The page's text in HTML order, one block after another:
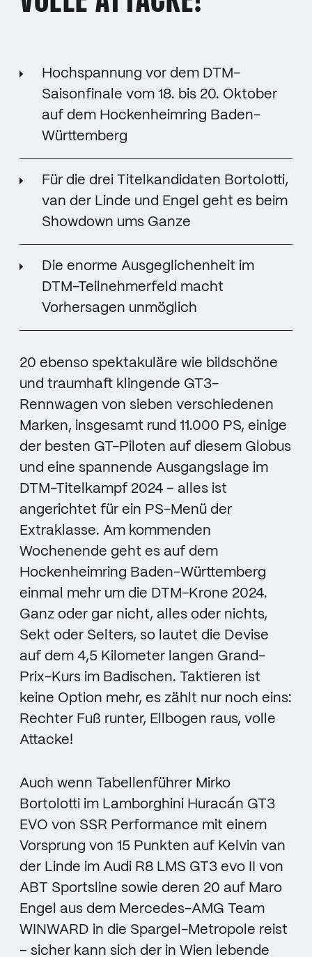
Hochspannung vor dem DTM-
Saisonfinale vom 18. bis 20. Oktober
auf dem Hockenheimring Baden-
Württemberg
Für die drei Titelkandidaten Bortolotti,
van der Linde und Engel geht es beim
Showdown ums Ganze
Die enorme Ausgeglichenheit im
DTM-Teilnehmerfeld macht
Vorhersagen unmöglich
20 ebenso spektakuläre wie bildschöne
und traumhaft klingende GT3-
Rennwagen von sieben verschiedenen
Marken, insgesamt rund 11.000 PS, einige
der besten GT-Piloten auf diesem Globus
und eine spannende Ausgangslage im
DTM-Titelkampf 2024 – alles ist
angerichtet für ein PS-Menü der
Extraklasse. Am kommenden
Wochenende geht es auf dem
Hockenheimring Baden-Württemberg
einmal mehr um die DTM-Krone 2024.
Ganz oder gar nicht, alles oder nichts,
Sekt oder Selters, so lautet die Devise
auf dem 4,5 Kilometer langen Grand-
Prix-Kurs im Badischen. Taktieren ist
keine Option mehr, es zählt nur noch eins:
Rechter Fuß runter, Ellbogen raus, volle
Attacke!
Auch wenn Tabellenführer Mirko
Bortolotti im Lamborghini Huracán GT3
EVO von SSR Performance mit einem
Vorsprung von 15 Punkten auf Kelvin van
der Linde im Audi R8 LMS GT3 evo II von
ABT Sportsline sowie deren 20 auf Maro
Engel aus dem Mercedes-AMG Team
WINWARD in die Spargel-Metropole reist
– sicher kann sich der in Wien lebende